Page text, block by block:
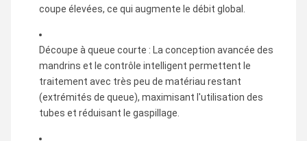
coupe élevées, ce qui augmente le débit global.
Découpe à queue courte : La conception avancée des
mandrins et le contrôle intelligent permettent le
traitement avec très peu de matériau restant
(extrémités de queue), maximisant l'utilisation des
tubes et réduisant le gaspillage.